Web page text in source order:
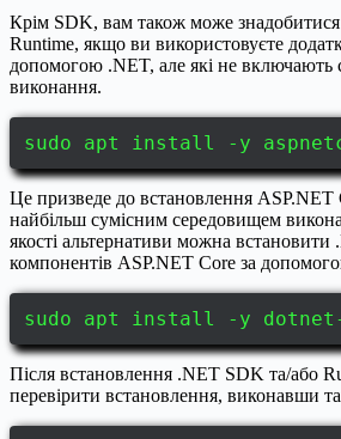
Крім SDK, вам також може
Runtime, якщо ви використовуєте
допомогою .NET, але які не включають
виконання.
sudo apt install -y
Це призведе до встановлення ASP.NET
найбільш сумісним середовищем
якості альтернативи можна встановити
компонентів ASP.NET Core за
sudo apt install -y
Після встановлення .NET SDK та/або
перевірити встановлення, виконавши